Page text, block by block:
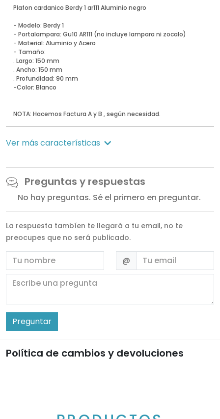
Plafon cardanico Berdy 1 ar111 Aluminio negro
- Modelo: Berdy 1
- Portalampara: Gu10 AR111 (no incluye lampara ni zocalo)
- Material: Aluminio y Acero
- Tamaño:
. Largo: 150 mm
. Ancho: 150 mm
. Profundidad: 90 mm
-Color: Blanco
NOTA: Hacemos Factura A y B , según necesidad.
Ver más características
Preguntas y respuestas
No hay preguntas. Sé el primero en preguntar.
La respuesta tambíen te llegará a tu email, no te
preocupes que no será publicado.
Nombre Email
@
Escribe una pregunta
Preguntar
Política de cambios y devoluciones